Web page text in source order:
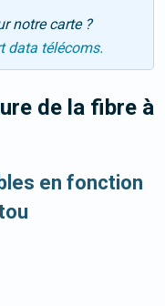
notre carte ?
data télécoms.
de la fibre à
en fonction